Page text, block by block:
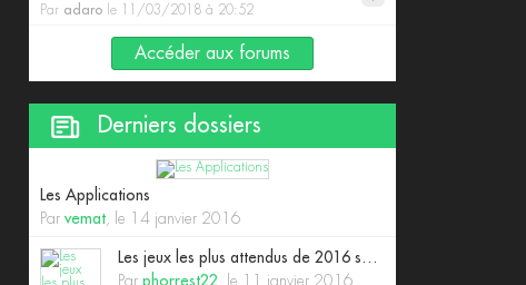
Par adaro le 11/03/2018 à 20:52
Accéder aux forums
Derniers dossiers
Les Applications
Par vemat , le 14 janvier 2016
Les jeux les plus attendus de 2016 sur Xbox One.
Par phorrest22 , le 11 janvier 2016